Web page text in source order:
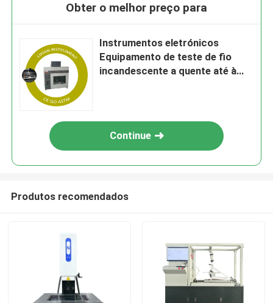
Obter o melhor preço para
Instrumentos eletrónicos
Equipamento de teste de fio
incandescente a quente até à
Continue
Produtos recomendados